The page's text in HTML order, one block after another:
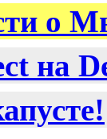
о
на